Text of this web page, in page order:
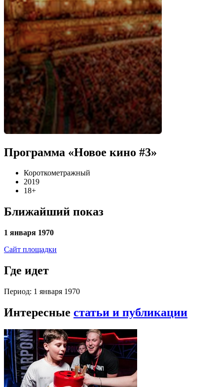
Программа «Новое кино #3»
Короткометражный
2019
18+
Ближайший показ
1 января 1970
Сайт площадки
Где идет
Период: 1 января 1970
Интересные статьи и публикации